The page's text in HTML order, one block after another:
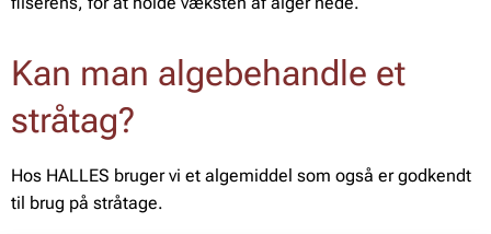
Kan man algebehandle et
stråtag?
Hos HALLES bruger vi et algemiddel som også er godkendt
til brug på stråtage.